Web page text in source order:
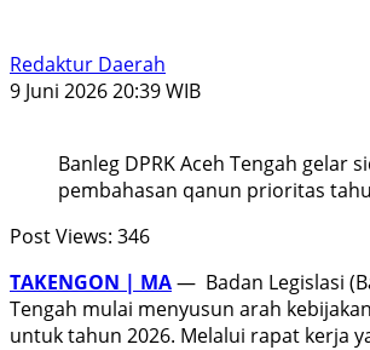
Redaktur Daerah
9 Juni 2026 20:39 WIB
Banleg DPRK Aceh Tengah gelar
pembahasan qanun prioritas
Post Views: 346
TAKENGON | MA— Badan Legislasi
Tengah mulai menyusun arah
untuk tahun 2026. Melalui rapat kerja